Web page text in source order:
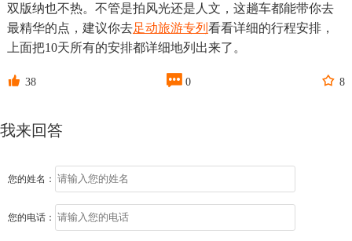
双版纳也不热。不管是拍风光还是人文，这趟车都能带你去
最精华的点，建议你去足动旅游专列 看看详细的行程安排，
上面把10天所有的安排都详细地列出来了。
 38  0  8
我来回答
您的姓名：
您的电话：